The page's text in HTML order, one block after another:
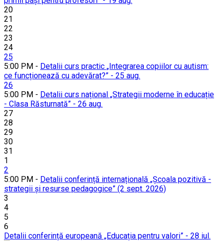
20
21
22
23
24
25
5:00 PM - Detalii curs practic „Integrarea copiilor cu autism:
ce funcționează cu adevărat?” - 25 aug.
26
5:00 PM - Detalii curs național „Strategii moderne în educație
- Clasa Răsturnată” - 26 aug.
27
28
29
30
31
1
2
5:00 PM - Detalii conferință internațională „Școala pozitivă -
strategii și resurse pedagogice” (2 sept. 2026)
3
4
5
6
Detalii conferință europeană „Educația pentru valori” - 28 iul.